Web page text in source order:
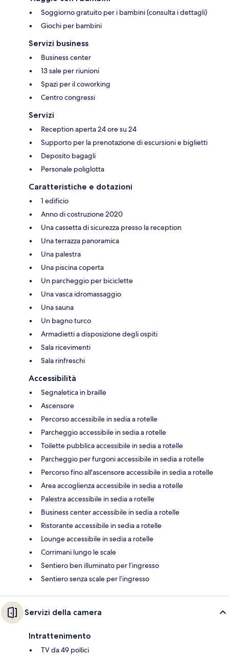
Soggiorno gratuito per i bambini (consulta i dettagli)
Giochi per bambini
Servizi business
Business center
13 sale per riunioni
Spazi per il coworking
Centro congressi
Servizi
Reception aperta 24 ore su 24
Supporto per la prenotazione di escursioni e biglietti
Deposito bagagli
Personale poliglotta
Caratteristiche e dotazioni
1 edificio
Anno di costruzione 2020
Una cassetta di sicurezza presso la reception
Una terrazza panoramica
Una palestra
Una piscina coperta
Un parcheggio per biciclette
Una vasca idromassaggio
Una sauna
Un bagno turco
Armadietti a disposizione degli ospiti
Sala ricevimenti
Sala rinfreschi
Accessibilità
Segnaletica in braille
Ascensore
Percorso accessibile in sedia a rotelle
Parcheggio accessibile in sedia a rotelle
Toilette pubblica accessibile in sedia a rotelle
Parcheggio per furgoni accessibile in sedia a rotelle
Percorso fino all'ascensore accessibile in sedia a rotelle
Area accoglienza accessibile in sedia a rotelle
Palestra accessibile in sedia a rotelle
Business center accessibile in sedia a rotelle
Ristorante accessibile in sedia a rotelle
Lounge accessibile in sedia a rotelle
Corrimani lungo le scale
Sentiero ben illuminato per l’ingresso
Sentiero senza scale per l’ingresso
Servizi della camera
Intrattenimento
TV da 49 pollici